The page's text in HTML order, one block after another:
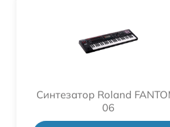
Синтезатор Roland
06